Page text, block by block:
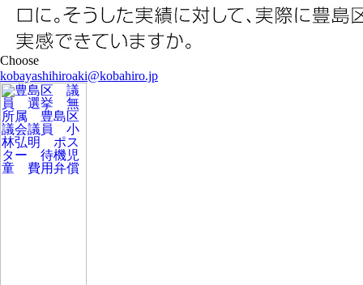
kobayashihiroaki@kobahiro.jp